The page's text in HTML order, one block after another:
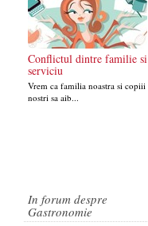
Conflictul dintre familie si
serviciu
Vrem ca familia noastra si copiii
nostri sa aib...
In forum despre
Gastronomie